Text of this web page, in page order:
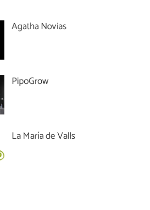
Agatha Novias
PipoGrow
La María de Valls